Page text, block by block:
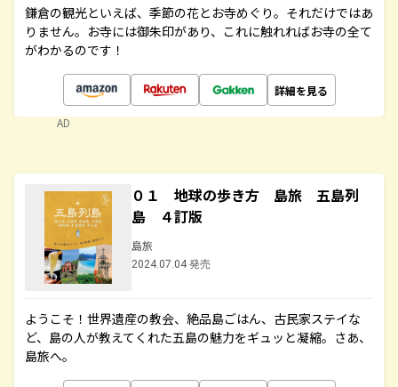
鎌倉の観光といえば、季節の花とお寺めぐり。それだけではあ
りません。お寺には御朱印があり、これに触れればお寺の全て
がわかるのです！
詳細を見る
AD
０１ 地球の歩き方 島旅 五島列
島 ４訂版
島旅
2024.07.04 発売
ようこそ！世界遺産の教会、絶品島ごはん、古民家ステイな
ど、島の人が教えてくれた五島の魅力をギュッと凝縮。さあ、
島旅へ。